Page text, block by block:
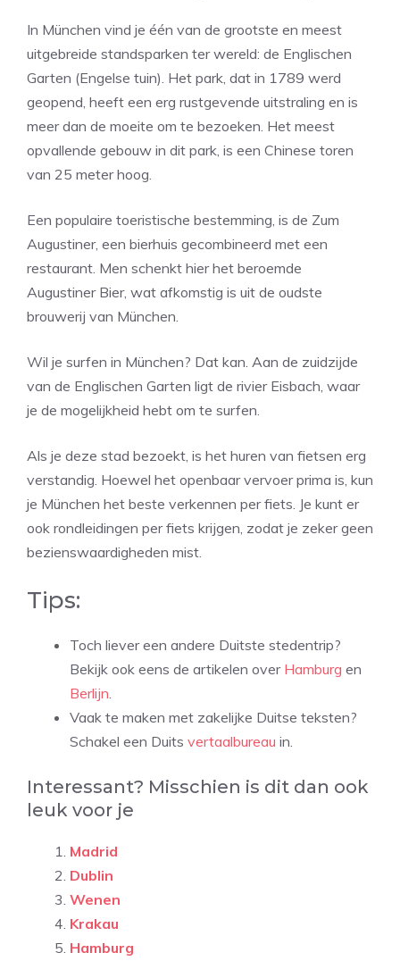
In München vind je één van de grootste en meest
uitgebreide standsparken ter wereld: de Englischen
Garten (Engelse tuin). Het park, dat in 1789 werd
geopend, heeft een erg rustgevende uitstraling en is
meer dan de moeite om te bezoeken. Het meest
opvallende gebouw in dit park, is een Chinese toren
van 25 meter hoog.
Een populaire toeristische bestemming, is de Zum
Augustiner, een bierhuis gecombineerd met een
restaurant. Men schenkt hier het beroemde
Augustiner Bier, wat afkomstig is uit de oudste
brouwerij van München.
Wil je surfen in München? Dat kan. Aan de zuidzijde
van de Englischen Garten ligt de rivier Eisbach, waar
je de mogelijkheid hebt om te surfen.
Als je deze stad bezoekt, is het huren van fietsen erg
verstandig. Hoewel het openbaar vervoer prima is, kun
je München het beste verkennen per fiets. Je kunt er
ook rondleidingen per fiets krijgen, zodat je zeker geen
bezienswaardigheden mist.
Tips:
Toch liever een andere Duitste stedentrip?
Bekijk ook eens de artikelen over Hamburg en
Berlijn.
Vaak te maken met zakelijke Duitse teksten?
Schakel een Duits vertaalbureau in.
Interessant? Misschien is dit dan ook
leuk voor je
Madrid
Dublin
Wenen
Krakau
Hamburg